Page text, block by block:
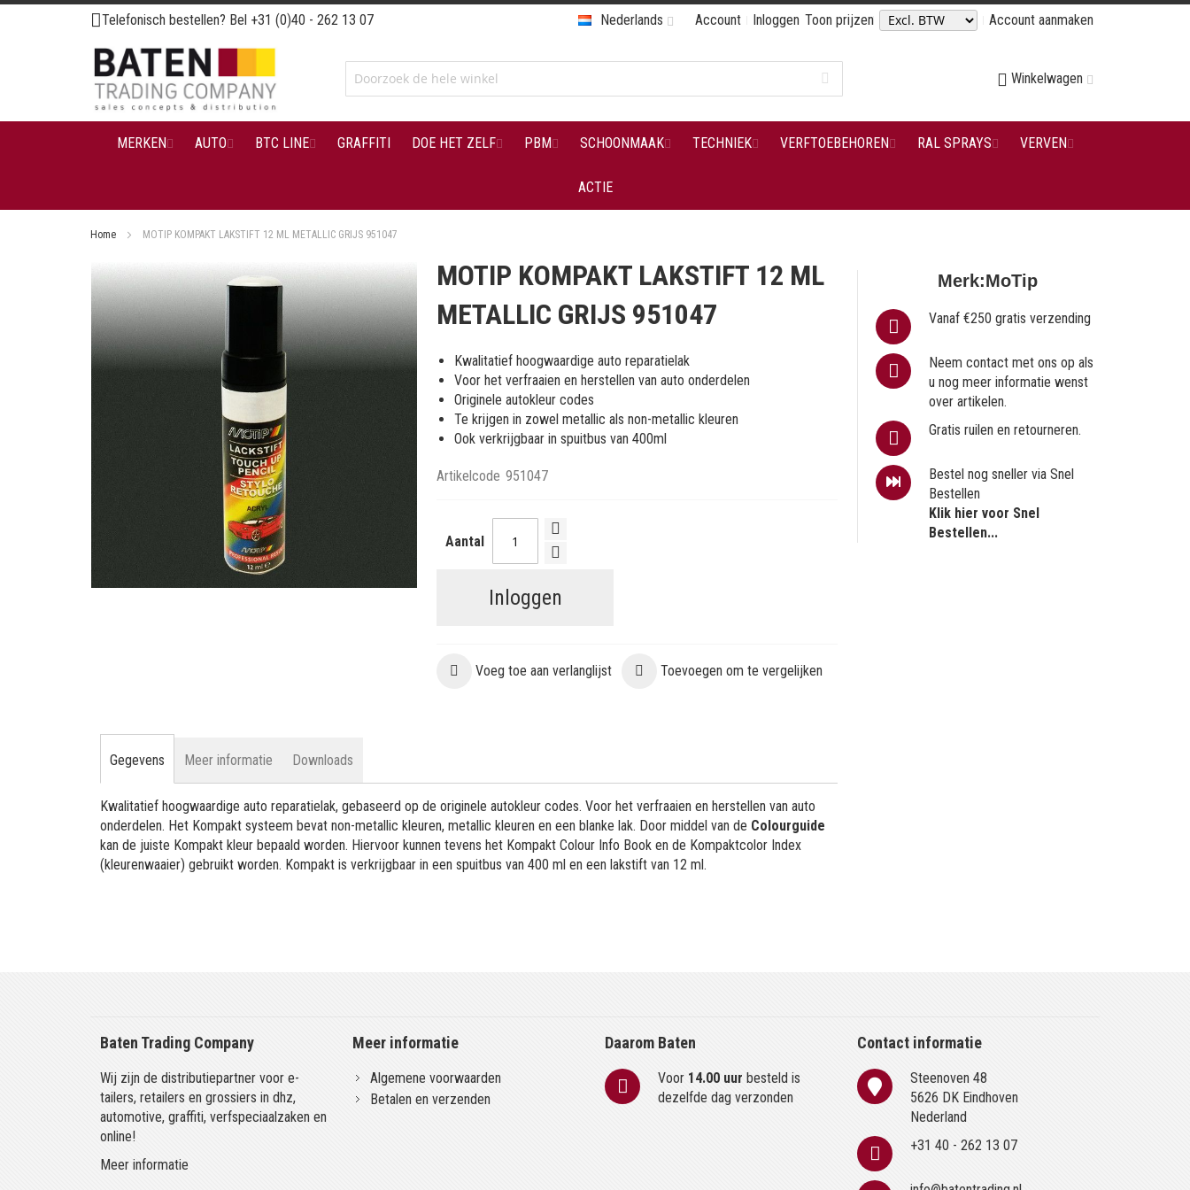
Ga
naar
de
inhoud
Telefonisch bestellen? Bel +31 (0)40 - 262 13 07 Account Inloggen Toon prijzen Account aanmaken
Nederlands
Winkelwagen
MERKEN AUTO BTC LINE GRAFFITI DOE HET ZELF PBM SCHOONMAAK TECHNIEK VERFTOEBEHOREN RAL SPRAYS VERVEN
ACTIE
Home MOTIP KOMPAKT LAKSTIFT 12 ML METALLIC GRIJS 951047
Ga
naar
het
einde
van
de
gallerij
MOTIP KOMPAKT LAKSTIFT 12 ML
METALLIC GRIJS 951047
Kwalitatief hoogwaardige auto reparatielak
Voor het verfraaien en herstellen van auto onderdelen
Originele autokleur codes
Te krijgen in zowel metallic als non-metallic kleuren
Ook verkrijgbaar in spuitbus van 400ml
Artikelcode 951047
Aantal
Inloggen
Voeg toe aan verlanglijst Toevoegen om te vergelijken
Merk:MoTip
Vanaf €250 gratis verzending
Neem contact met ons op als
u nog meer informatie wenst
over artikelen.
Gratis ruilen en retourneren.
Bestel nog sneller via Snel
Bestellen
Klik hier voor Snel
Bestellen...
Gegevens
Kwalitatief hoogwaardige auto reparatielak, gebaseerd op de originele autokleur codes. Voor het verfraaien en herstellen van auto
onderdelen. Het Kompakt systeem bevat non-metallic kleuren, metallic kleuren en een blanke lak. Door middel van de Colourguide
kan de juiste Kompakt kleur bepaald worden. Hiervoor kunnen tevens het Kompakt Colour Info Book en de Kompaktcolor Index
(kleurenwaaier) gebruikt worden. Kompakt is verkrijgbaar in een spuitbus van 400 ml en een lakstift van 12 ml.
Meer informatie Downloads
Baten Trading Company
Wij zijn de distributiepartner voor e-
tailers, retailers en grossiers in dhz,
automotive, graffiti, verfspeciaalzaken en
online!
Meer informatie
Meer informatie
Algemene voorwaarden
Betalen en verzenden
Daarom Baten
Voor 14.00 uur besteld is
dezelfde dag verzonden
Contact informatie
Steenoven 48
5626 DK Eindhoven
Nederland
+31 40 - 262 13 07